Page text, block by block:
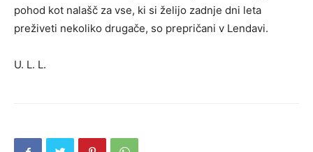
pohod kot nalašč za vse, ki si želijo zadnje dni leta
preživeti nekoliko drugače, so prepričani v Lendavi.
U. L. L.